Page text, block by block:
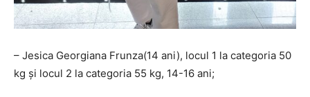
– Jesica Georgiana Frunza(14 ani), locul 1 la categoria 50
kg și locul 2 la categoria 55 kg, 14-16 ani;